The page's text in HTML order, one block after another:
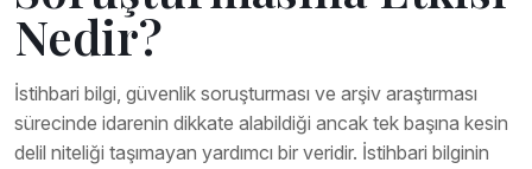
Nedir?
İstihbari bilgi, güvenlik soruşturması ve arşiv araştırması
sürecinde idarenin dikkate alabildiği ancak tek başına kesin
delil niteliği taşımayan yardımcı bir veridir. İstihbari bilginin